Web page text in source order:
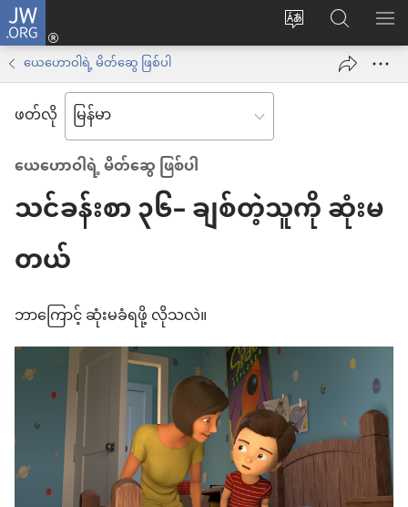
JW.ORG
ဝ
ကို
ပြောင်း
Log
in
အသစ်
ဖွ
ပါ
JW.ORG
ရှာ
ယေဟောဝါရဲ့ မိတ်ဆွေ ဖြစ်ပါ
ဖတ်လို
ယေဟောဝါရဲ့ မိတ်ဆွေ ဖြစ်ပါ
သင်ခန်းစာ ၃၆– ချစ်တဲ့သူကို ဆုံးမ
တယ်
ဘာကြောင့် ဆုံးမခံရဖို့ လိုသလဲ။